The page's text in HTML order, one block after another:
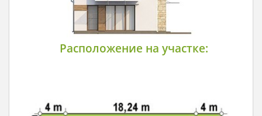
Расположение на участке: